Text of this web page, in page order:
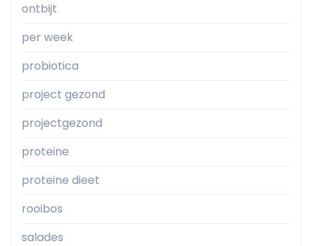
ontbijt
per week
probiotica
project gezond
projectgezond
proteine
proteine dieet
rooibos
salades